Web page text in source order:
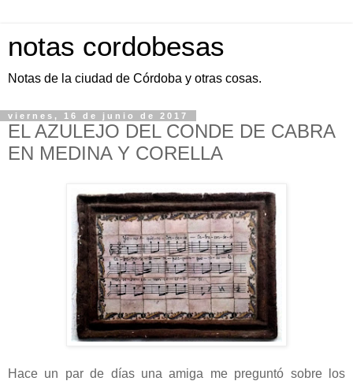
notas cordobesas
Notas de la ciudad de Córdoba y otras cosas.
viernes, 16 de junio de 2017
EL AZULEJO DEL CONDE DE CABRA
EN MEDINA Y CORELLA
Hace un par de días una amiga me preguntó sobre los